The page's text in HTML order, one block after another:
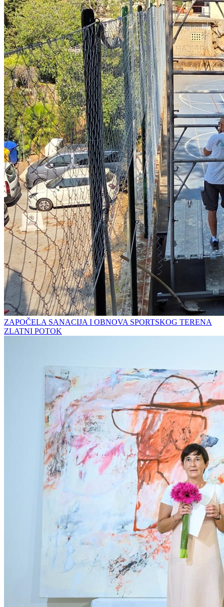
ZAPOČELA SANACIJA I OBNOVA SPORTSKOG TERENA
ZLATNI POTOK